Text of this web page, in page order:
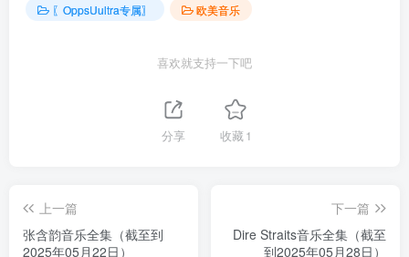
〖OppsUultra专属〗 欧美音乐
喜欢就支持一下吧
分享 收藏 1
上一篇
张含韵音乐全集（截至到
2025年05月22日）
下一篇
Dire Straits音乐全集（截至
到2025年05月28日）